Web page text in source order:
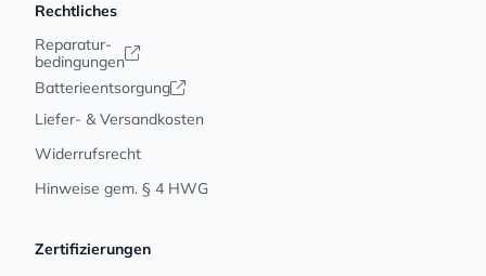
Rechtliches
Reparatur-
bedingungen
Batterieentsorgung
Liefer- & Versandkosten
Widerrufsrecht
Hinweise gem. § 4 HWG
Zertifizierungen